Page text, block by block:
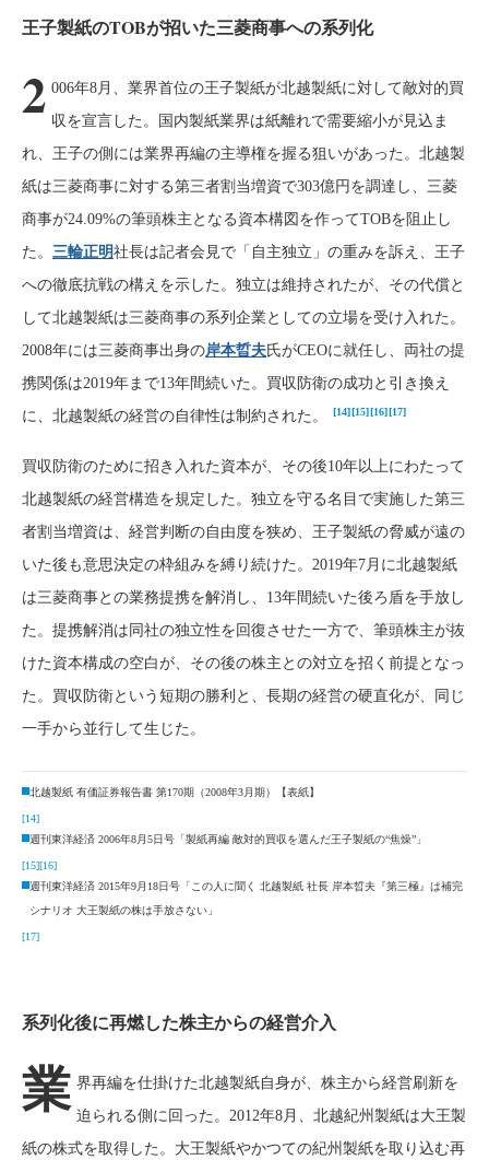
王子製紙のTOBが招いた三菱商事への系列化
2 006年8月、業界首位の王子製紙が北越製紙に対して敵対的買
収を宣言した。国内製紙業界は紙離れで需要縮小が見込ま
れ、王子の側には業界再編の主導権を握る狙いがあった。北越製
紙は三菱商事に対する第三者割当増資で303億円を調達し、三菱
商事が24.09%の筆頭株主となる資本構図を作ってTOBを阻止し
た。 三輪正明社長は記者会見で「自主独立」の重みを訴え、王子
への徹底抗戦の構えを示した。独立は維持されたが、その代償と
して北越製紙は三菱商事の系列企業としての立場を受け入れた。
2008年には三菱商事出身の岸本晢夫氏がCEOに就任し、両社の提
携関係は2019年まで13年間続いた。買収防衛の成功と引き換え
に、北越製紙の経営の自律性は制約された。
[14][15][16][17]
買収防衛のために招き入れた資本が、その後10年以上にわたって
北越製紙の経営構造を規定した。独立を守る名目で実施した第三
者割当増資は、経営判断の自由度を狭め、王子製紙の脅威が遠の
いた後も意思決定の枠組みを縛り続けた。2019年7月に北越製紙
は三菱商事との業務提携を解消し、13年間続いた後ろ盾を手放し
た。提携解消は同社の独立性を回復させた一方で、筆頭株主が抜
けた資本構成の空白が、その後の株主との対立を招く前提となっ
た。買収防衛という短期の勝利と、長期の経営の硬直化が、同じ
一手から並行して生じた。
北越製紙 有価証券報告書 第170期（2008年3月期）【表紙】
[14]
週刊東洋経済 2006年8月5日号「製紙再編 敵対的買収を選んだ王子製紙の“焦燥”」
[15][16]
週刊東洋経済 2015年9月18日号「この人に聞く 北越製紙 社長 岸本晢夫『第三極』は補完
シナリオ 大王製紙の株は手放さない」
[17]
系列化後に再燃した株主からの経営介入
業 界再編を仕掛けた北越製紙自身が、株主から経営刷新を
迫られる側に回った。2012年8月、北越紀州製紙は大王製
紙の株式を取得した。大王製紙やかつての紀州製紙を取り込む再